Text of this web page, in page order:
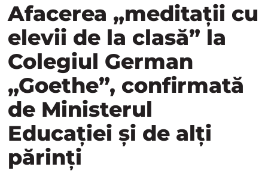
Afacerea „meditații cu
elevii de la clasă” la
Colegiul German
„Goethe”, confirmată
de Ministerul
Educației și de alți
părinți